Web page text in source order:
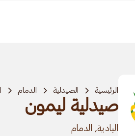
الرئيسية الصيدلية الدمام
صيدلية ليمون
البادية, الدمام